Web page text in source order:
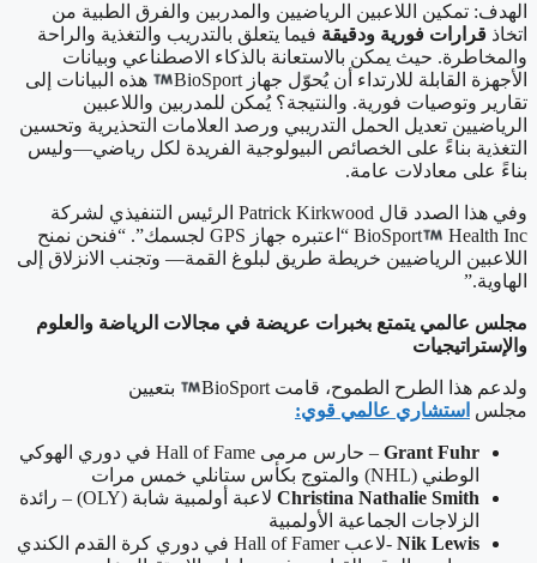
الهدف: تمكين اللاعبين الرياضيين والمدربين والفرق الطبية من
اتخاذ قرارات فورية ودقيقة فيما يتعلق بالتدريب والتغذية والراحة
والمخاطرة. حيث يمكن بالاستعانة بالذكاء الاصطناعي وبيانات
الأجهزة القابلة للارتداء أن يُحوّل جهاز BioSport
هذه البيانات إلى
تقارير وتوصيات فورية. والنتيجة؟ يُمكن للمدربين واللاعبين
الرياضيين تعديل الحمل التدريبي ورصد العلامات التحذيرية وتحسين
التغذية بناءً على الخصائص البيولوجية الفريدة لكل رياضي—وليس
بناءً على معادلات عامة.
وفي هذا الصدد قال Patrick Kirkwood الرئيس التنفيذي لشركة
BioSport
Health Inc “اعتبره جهاز GPS لجسمك”. “فنحن نمنح
اللاعبين الرياضيين خريطة طريق لبلوغ القمة— وتجنب الانزلاق إلى
الهاوية.”
مجلس عالمي يتمتع بخبرات عريضة في مجالات الرياضة والعلوم
والإستراتيجيات
ولدعم هذا الطرح الطموح، قامت BioSport
بتعيين
مجلس استشاري عالمي قوي:
Grant Fuhr
– حارس مرمى Hall of Fame في دوري الهوكي
الوطني (NHL) والمتوج بكأس ستانلي خمس مرات
Christina Nathalie Smith
لاعبة أولمبية شابة (OLY) – رائدة
الزلاجات الجماعية الأولمبية
Nik Lewis
-لاعب Hall of Famer في دوري كرة القدم الكندي